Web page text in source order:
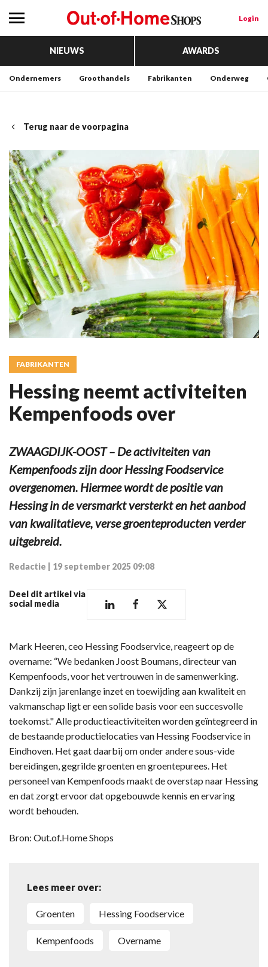
Login
NIEUWS AWARDS
Ondernemers Groothandels Fabrikanten Onderweg
Terug naar de voorpagina
FABRIKANTEN
Hessing neemt activiteiten
Kempenfoods over
ZWAAGDIJK-OOST – De activiteiten van
Kempenfoods zijn door Hessing Foodservice
overgenomen. Hiermee wordt de positie van
Hessing in de versmarkt versterkt en het aanbod
van kwalitatieve, verse groenteproducten verder
uitgebreid.
Redactie 19 september 2025 09:08
Deel dit artikel via
social media
Mark Heeren, ceo Hessing Foodservice, reageert op de
overname: “We bedanken Joost Boumans, directeur van
Kempenfoods, voor het vertrouwen in de samenwerking.
Dankzij zijn jarenlange inzet en toewijding aan kwaliteit en
vakmanschap ligt er een solide basis voor een succesvolle
toekomst." Alle productieactiviteiten worden geïntegreerd in
de bestaande productielocaties van Hessing Foodservice in
Eindhoven. Het gaat daarbij om onder andere sous-vide
bereidingen, gegrilde groenten en groentepurees. Het
personeel van Kempenfoods maakt de overstap naar Hessing
en dat zorgt ervoor dat opgebouwde kennis en ervaring
wordt behouden.
Bron: Out.of.Home Shops
Lees meer over:
Groenten Hessing Foodservice
Kempenfoods Overname